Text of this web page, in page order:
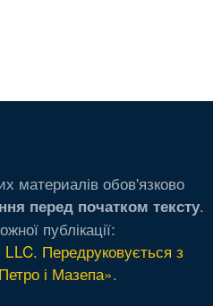
материалів обов'язково
перед початком тексту.
публікації:
Передруковується з
і Мазепа».